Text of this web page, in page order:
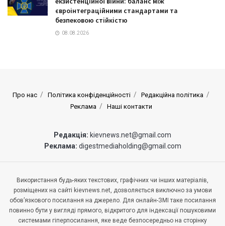
євроінтеграційними стандартами та
безпековою стійкістю
08.08.2026
Про нас Політика конфіденційності
Редакційна політика
Реклама
Наші контакти
Редакція: kievnews.net@gmail.com
Реклама: digestmediaholding@gmail.com
Використання будь-яких текстових, графічних чи інших матеріалів,
розміщених на сайті kievnews.net, дозволяється виключно за умови
обов’язкового посилання на джерело. Для онлайн-ЗМІ таке посилання
повинно бути у вигляді прямого, відкритого для індексації пошуковими
системами гіперпосилання, яке веде безпосередньо на сторінку